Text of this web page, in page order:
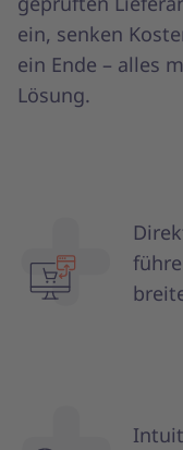
ein, senken
ein Ende – alles
Lösung.